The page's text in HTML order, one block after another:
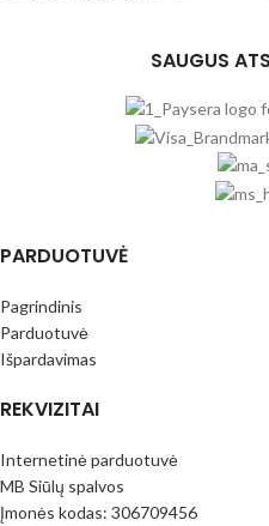
SAUGUS
PARDUOTUVĖ
Pagrindinis
Parduotuvė
Išpardavimas
REKVIZITAI
Internetinė parduotuvė
MB Siūlų spalvos
Įmonės kodas: 306709456